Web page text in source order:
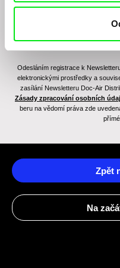
Odesláním registrace k
elektronickými prostředky a
zasílání Newsletteru Doc-Air
Zásady zpracování osobních
beru na vědomí práva zde
Zpět
Na